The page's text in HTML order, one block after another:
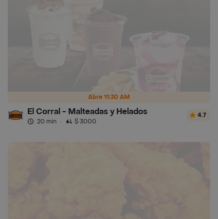
Abre 11:30 AM
El Corral - Malteadas y Helados
20 min · $ 3000
4.7